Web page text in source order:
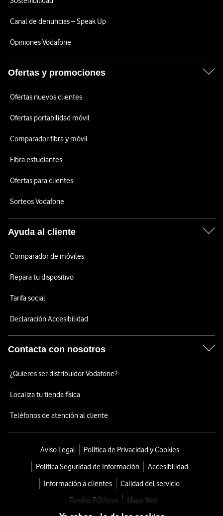
Canal de denuncias – Speak Up
Opiniones Vodafone
Ofertas y promociones
Ofertas nuevos clientes
Ofertas portabilidad móvil
Comparador fibra y móvil
Fibra estudiantes
Ofertas para clientes
Sorteos Vodafone
Ayuda al cliente
Comparador de móviles
Repara tu dispositivo
Tarifa social
Declaración Accesibilidad
Contacta con nosotros
¿Quieres ser distribuidor Vodafone?
Localiza tu tienda física
Teléfonos de atención al cliente
Aviso Legal
Política de Privacidad y Cookies
Política Seguridad de Información
Accesibilidad
Información a clientes
Calidad del servicio
Fondos Públicos
Mapa Web